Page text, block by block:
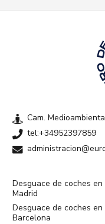
Cam.
tel:+34952397859
Desguace de coches en
Madrid
Desguace de coches en
Barcelona